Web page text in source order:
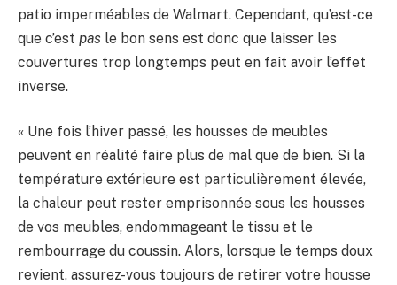
patio imperméables de Walmart. Cependant, qu’est-ce
que c’est pas le bon sens est donc que laisser les
couvertures trop longtemps peut en fait avoir l’effet
inverse.
« Une fois l’hiver passé, les housses de meubles
peuvent en réalité faire plus de mal que de bien. Si la
température extérieure est particulièrement élevée,
la chaleur peut rester emprisonnée sous les housses
de vos meubles, endommageant le tissu et le
rembourrage du coussin. Alors, lorsque le temps doux
revient, assurez-vous toujours de retirer votre housse